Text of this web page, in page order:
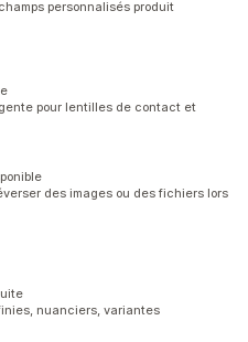
personnalisés produit
pour lentilles de contact et
des images ou des fichiers lors
nuanciers, variantes